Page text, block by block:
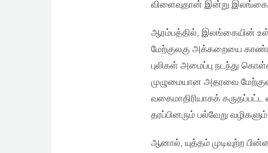
விளைவுதான் இன்று இலங்கை
ஆரம்பத்தில், இலங்கையின்
மேற்குலகு அக்கறையை
புலிகள் அமைப்பு நடந்து
முழுமையான அதரவை
வகைமாதிரியாகக்
தரப்பினரும் பல்வேறு
ஆனால், யுத்தம் முடிவுற்ற